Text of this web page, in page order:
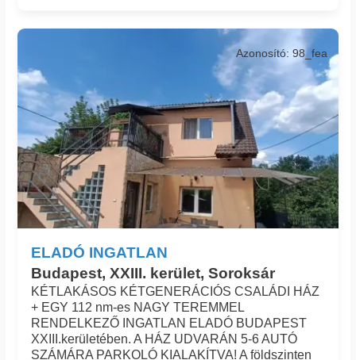
ELADÓ INGATLAN
Budapest, XXIII. kerület, Soroksár
Azonosító: 98_fea
KÉTLAKÁSOS KÉTGENERÁCIÓS CSALÁDI HÁZ
+ EGY 112 nm-es NAGY TEREMMEL
RENDELKEZŐ INGATLAN ELADÓ BUDAPEST
XXIII.kerületében. A HÁZ UDVARÁN 5-6 AUTÓ
SZÁMÁRA PARKOLÓ KIALAKÍTVA! A földszinten